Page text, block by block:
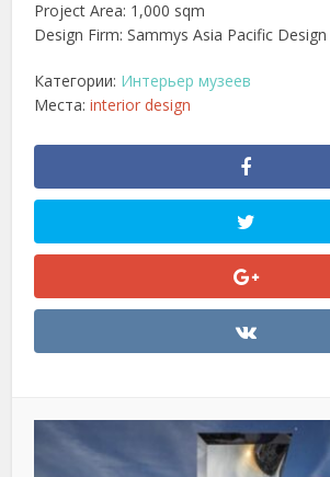
Project Area: 1,000 sqm
Design Firm: Sammys Asia Pacific
Категории: Интерьер музеев
Места:interior design